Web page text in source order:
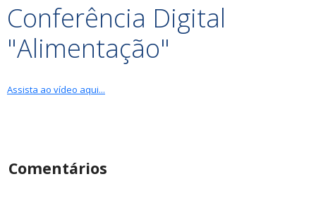
Conferência Digital
"Alimentação"
Assista ao vídeo aqui...
Comentários